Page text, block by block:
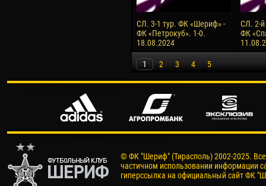
СЛ. 3-1 тур. ФК «Шериф» -
ФК «Петрокуб». 1-0.
18.08.2024
СЛ. 2-
ФК
1 2 3 4 5
© ФК "Шериф" (Тирасполь) 2002-2025.
частичном использовании информации
гиперссылка на официальный сайт ФК